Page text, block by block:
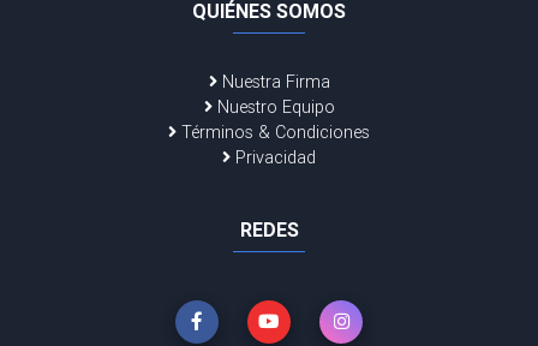
QUIÉNES SOMOS
Nuestra Firma
Nuestro Equipo
Términos & Condiciones
Privacidad
REDES